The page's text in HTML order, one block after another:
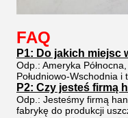
FAQ
P1: Do jakich miejsc
Odp.: Ameryka
Południowo-Wschodnia i
P2: Czy jesteś firmą
Odp.: Jesteśmy firmą
fabrykę do produkcji